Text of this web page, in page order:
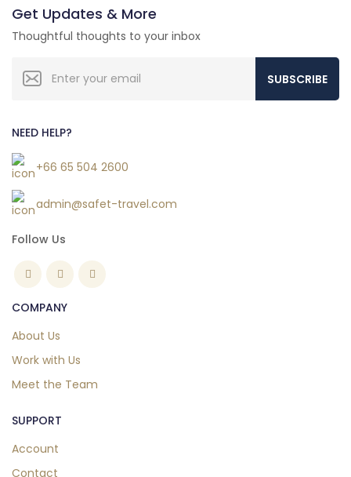
Get Updates & More
Thoughtful thoughts to your inbox
SUBSCRIBE
NEED HELP?
+66 65 504 2600
admin@safet-travel.com
Follow Us
COMPANY
About Us
Work with Us
Meet the Team
SUPPORT
Account
Contact